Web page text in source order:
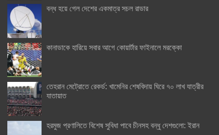
বন্ধ হয়ে গেল দেশের একমাত্র সচল রাডার
কানাডাকে হারিয়ে সবার আগে কোয়ার্টার ফাইনালে মরক্কো
তেহরান মেট্রোতে রেকর্ড: খামেনির শেষবিদায় ঘিরে ৭০ লাখ যাত্রীর
যাতায়াত
হরমুজ প্রণালিতে বিশেষ সুবিধা পাবে চীনসহ বন্ধু দেশগুলো: ইরান